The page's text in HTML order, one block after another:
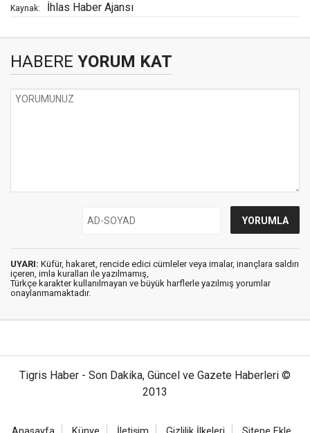
Kaynak: İhlas Haber Ajansı
HABERE YORUM KAT
UYARI: Küfür, hakaret, rencide edici cümleler veya imalar, inançlara saldırı
içeren, imla kuralları ile yazılmamış,
Türkçe karakter kullanılmayan ve büyük harflerle yazılmış yorumlar
onaylanmamaktadır.
Tigris Haber - Son Dakika, Güncel ve Gazete Haberleri ©
2013